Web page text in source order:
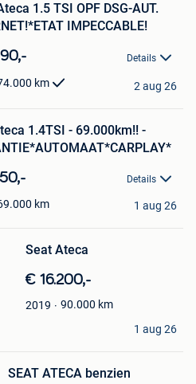
1.5 TSI OPF DSG-AUT.
IMPECCABLE!
Details
km 2 aug 26
1.4TSI - 69.000km!! -
Details
km 1 aug 26
Seat Ateca
€ 16.200,-
2019 90.000 km
1 aug 26
SEAT ATECA benzien